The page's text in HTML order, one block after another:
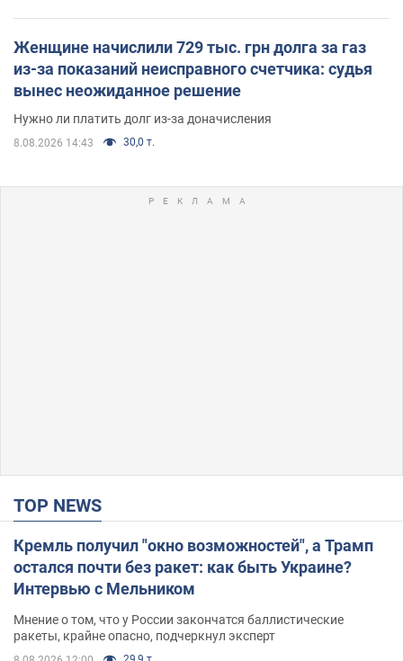
Женщине начислили 729 тыс. грн долга за газ
из-за показаний неисправного счетчика: судья
вынес неожиданное решение
Нужно ли платить долг из-за доначисления
8.08.2026 14:43 30,0 т.
TOP NEWS
Кремль получил "окно возможностей", а Трамп
остался почти без ракет: как быть Украине?
Интервью с Мельником
Мнение о том, что у России закончатся баллистические
ракеты, крайне опасно, подчеркнул эксперт